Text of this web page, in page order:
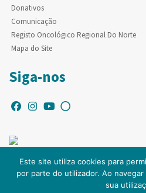
Donativos
Comunicação
Registo Oncológico Regional Do Norte
Mapa do Site
Siga-nos
© Copyright IPO-PORTO. Todos os direitos
Este site utiliza cookies para
por parte do utilizador. Ao
sua